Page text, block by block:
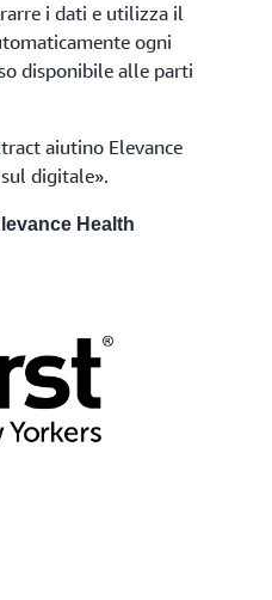
i dati e utilizza il
ogni
disponibile alle parti
aiutino Elevance
digitale».
Health